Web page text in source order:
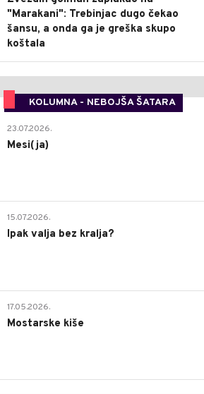
"Marakani": Trebinjac dugo čekao
šansu, a onda ga je greška skupo
koštala
KOLUMNA - NEBOJŠA ŠATARA
23.07.2026.
Mesi(ja)
15.07.2026.
Ipak valja bez kralja?
17.05.2026.
Mostarske kiše